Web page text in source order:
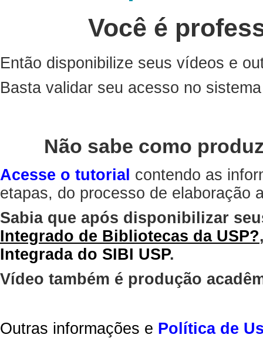
Você é
Então disponibilize seus vídeos e
Basta validar seu acesso no
Não sabe como
Acesse o tutorial contendo as
etapas, do processo de elaboração
Sabia que após disponibilizar
Integrado de Bibliotecas da USP?
Integrada do SIBI USP.
Vídeo também é produção
Outras informações e Política de